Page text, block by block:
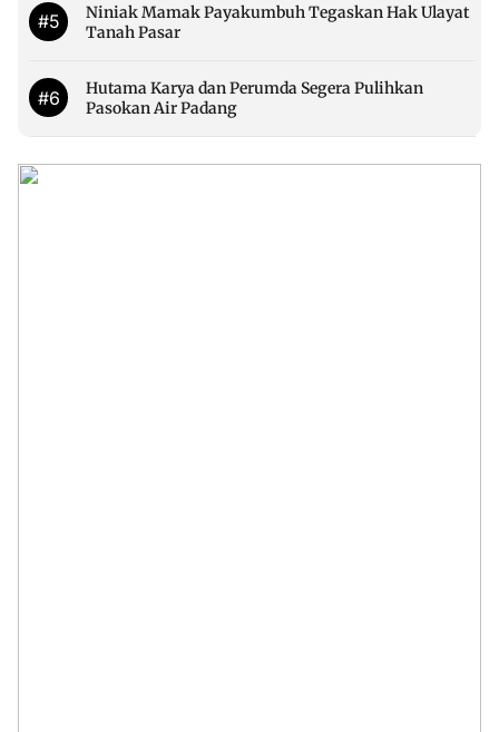
#5
Niniak Mamak Payakumbuh Tegaskan Hak Ulayat
Tanah Pasar
#6
Hutama Karya dan Perumda Segera Pulihkan
Pasokan Air Padang